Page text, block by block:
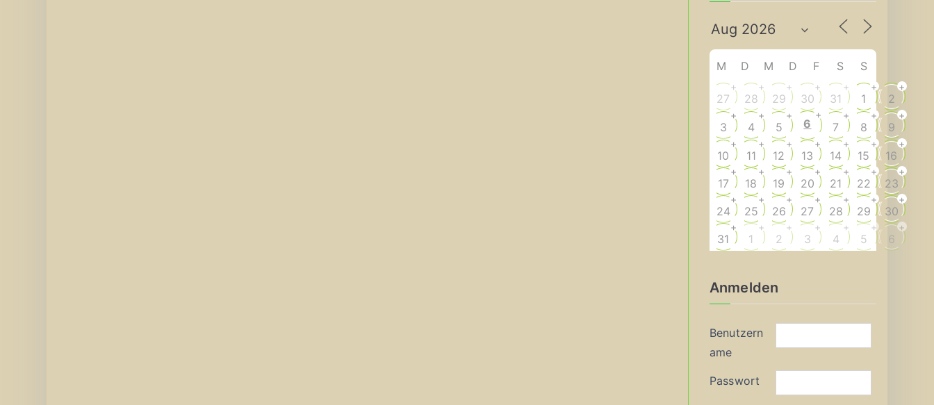
v
M D M D F S S
27
+
28
+
29
+
30
+
31
+
1
+
2
+
3
+
4
+
5
+
6
+
7
+
8
+
9
+
10
+
11
+
12
+
13
+
14
+
15
+
16
+
17
+
18
+
19
+
20
+
21
+
22
+
23
+
24
+
25
+
26
+
27
+
28
+
29
+
30
+
31
+
1
+
2
+
3
+
4
+
5
+
6
+
Anmelden
Benutzern
ame
Passwort